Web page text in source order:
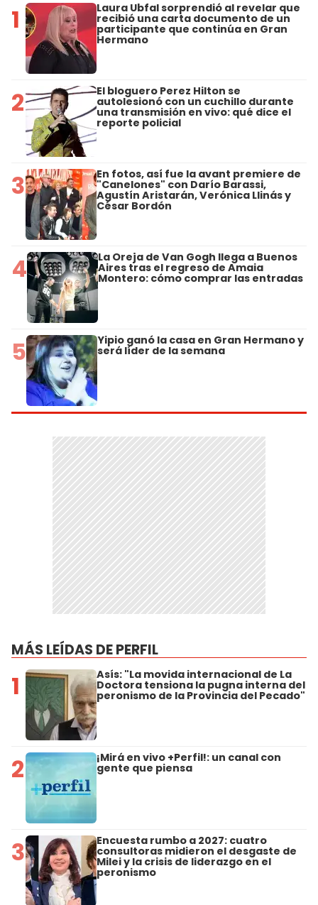
1 Laura Ubfal sorprendió al revelar que
recibió una carta documento de un
participante que continúa en Gran
Hermano
2 El bloguero Perez Hilton se
autolesionó con un cuchillo durante
una transmisión en vivo: qué dice el
reporte policial
3 En fotos, así fue la avant premiere de
"Canelones" con Darío Barassi,
Agustín Aristarán, Verónica Llinás y
César Bordón
4 La Oreja de Van Gogh llega a Buenos
Aires tras el regreso de Amaia
Montero: cómo comprar las entradas
5 Yipio ganó la casa en Gran Hermano y
será líder de la semana
MÁS LEÍDAS DE PERFIL
1 Asís: "La movida internacional de La
Doctora tensiona la pugna interna del
peronismo de la Provincia del Pecado"
2 ¡Mirá en vivo +Perfil!: un canal con
gente que piensa
3 Encuesta rumbo a 2027: cuatro
consultoras midieron el desgaste de
Milei y la crisis de liderazgo en el
peronismo